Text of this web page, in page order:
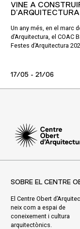
VINE A
Un any més, en el marc
d’Arquitectura, el COAC
Festes d’Arquitectura
17/05 - 21/06
SOBRE EL CENTRE
El Centre Obert
neix com a espai de
coneixement i cultura
arquitectònics.